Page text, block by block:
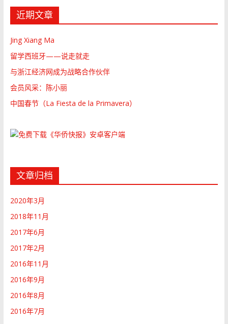
近期文章
Jing Xiang Ma
留学西班牙——说走就走
与浙江经济网成为战略合作伙伴
会员风采：陈小丽
中国春节（La Fiesta de la Primavera）
文章归档
2020年3月
2018年11月
2017年6月
2017年2月
2016年11月
2016年9月
2016年8月
2016年7月